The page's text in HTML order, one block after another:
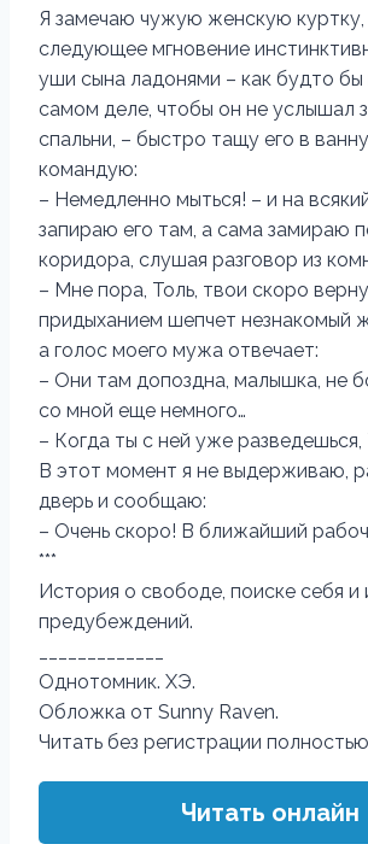
Я замечаю чужую женскую куртку,
следующее мгновение
уши сына ладонями – как будто бы
самом деле, чтобы он не услышал
спальни, – быстро тащу его в
командую:
– Немедленно мыться! – и на
запираю его там, а сама замираю
коридора, слушая разговор из
– Мне пора, Толь, твои скоро
придыханием шепчет незнакомый
а голос моего мужа отвечает:
– Они там допоздна, малышка, не
со мной еще немного…
– Когда ты с ней уже разведешься,
В этот момент я не выдерживаю,
дверь и сообщаю:
– Очень скоро! В ближайший
***
История о свободе, поиске себя и
предубеждений.
Однотомник. ХЭ.
Обложка от Sunny Raven.
Читать без регистрации
Читать онлайн